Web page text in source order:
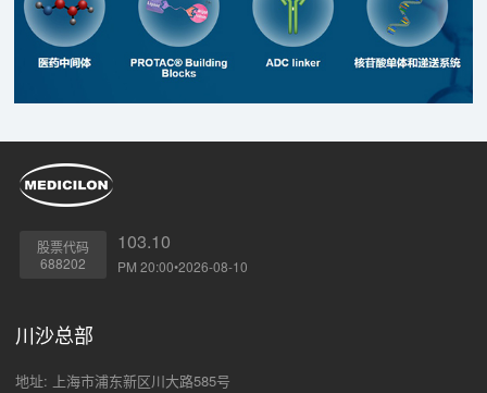
股票代码
688202
103.10
PM 20:00•2026-08-10
川沙总部
地址: 上海市浦东新区川大路585号